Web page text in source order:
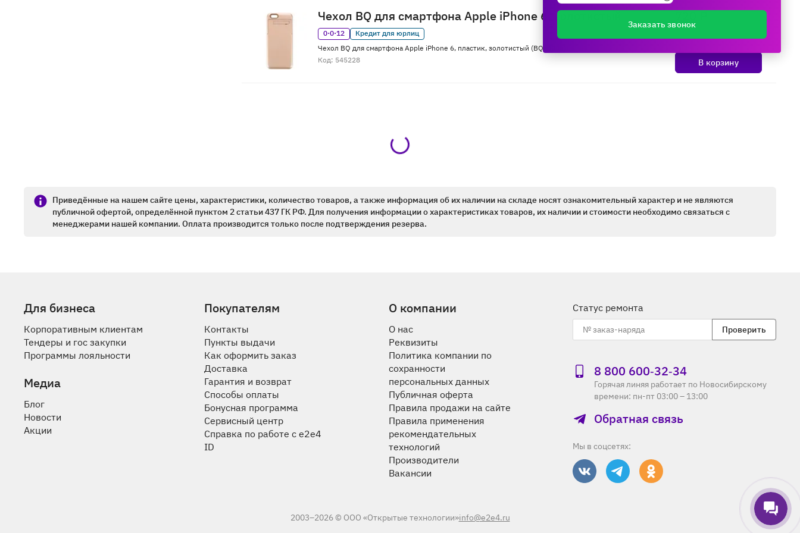
Чехол BQ для смартфона Apple iPhone 6, золотистый
0·0·12
Кредит для юрлиц
Чехол BQ для смартфона Apple iPhone 6, пластик, золотистый (BQ-B006)
Код: 545228
В корзину
Приведённые на нашем сайте цены, характеристики, количество товаров, а также информация об их наличии на складе носят ознакомительный характер и не являются
публичной офертой, определённой пунктом 2 статьи 437 ГК РФ. Для получения информации о характеристиках товаров, их наличии и стоимости необходимо связаться с
менеджерами нашей компании. Оплата производится только после подтверждения резерва.
Для бизнеса
Корпоративным клиентам
Тендеры и гос закупки
Программы лояльности
Медиа
Блог
Новости
Акции
Покупателям
Контакты
Пункты выдачи
Как оформить заказ
Доставка
Гарантия и возврат
Способы оплаты
Бонусная программа
Сервисный центр
Справка по работе с e2e4
ID
О компании
О нас
Реквизиты
Политика компании по
сохранности
персональных данных
Публичная оферта
Правила продажи на сайте
Правила применения
рекомендательных
технологий
Производители
Вакансии
Статус ремонта
Проверить
8 800 600‑32‑34
Горячая линяя работает по Новосибирскому
времени: пн-пт 03:00 – 13:00
Обратная связь
Мы в соцсетях:
2003–2026 © ООО «Открытые технологии»info@e2e4.ru
Заказать звонок